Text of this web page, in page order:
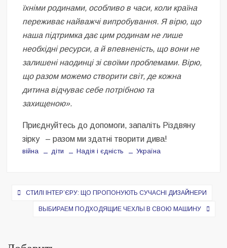
їхніми родинами, особливо в часи, коли країна
переживає найважчі випробування. Я вірю, що
наша підтримка дає цим родинам не лише
необхідні ресурси, а й впевненість, що вони не
залишені наодинці зі своїми проблемами. Вірю,
що разом можемо створити світ, де кожна
дитина відчуває себе потрібною та
захищеною».
Приєднуйтесь до допомоги, запаліть Різдвяну
зірку – разом ми здатні творити дива!
війна діти Надія і єдність Україна
Навигация
СТИЛІ ІНТЕР’ЄРУ: ЩО ПРОПОНУЮТЬ СУЧАСНІ ДИЗАЙНЕРИ
ВЫБИРАЕМ ПОДХОДЯЩИЕ ЧЕХЛЫ В СВОЮ МАШИНУ